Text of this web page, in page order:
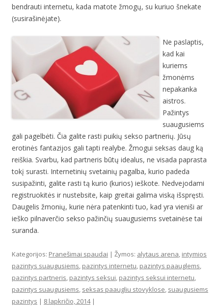
bendrauti internetu, kada matote žmogų, su kuriuo šnekate
(susirašinėjate).
Ne paslaptis,
kad kai
kuriems
žmonėms
nepakanka
aistros.
Pažintys
suaugusiems
gali pagelbėti. Čia galite rasti puikių sekso partnerių. Jūsų
erotinės fantazijos gali tapti realybe. Žmogui seksas daug ką
reiškia. Svarbu, kad partneris būtų idealus, ne visada paprasta
tokį surasti. Internetinių svetainių pagalba, kurio padeda
susipažinti, galite rasti tą kurio (kurios) ieškote. Nedvejodami
registruokitės ir nustebsite, kaip greitai galima viską išspręsti.
Daugelis žmonių, kurie nėra patenkinti tuo, kad yra vieniši ar
ieško pilnaverčio sekso pažinčių suaugusiems svetainėse tai
suranda.
Kategorijos: Pranešimai spaudai | Žymos: alytaus arena, intymios
pazintys suaugusiems, pazintys internetu, pazintys paauglems,
pazintys partneris, pazintys seksui, pazintys seksui internetu,
pazintys suaugusiems, seksas paaugliu stovyklose, suaugusiems
pazintys | 8 lapkričio, 2014|